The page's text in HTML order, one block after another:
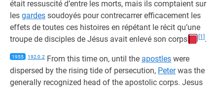
était ressuscité d’entre les morts, mais ils comptaient sur
les gardes soudoyés pour contrecarrer efficacement les
effets de toutes ces histoires en répétant le récit qu’une
troupe de disciples de Jésus avait enlevé son corps
[1] .
1955 192:0.2 From this time on, until the apostles were
dispersed by the rising tide of persecution, Peterwas the
generally recognized head of the apostolic corps. Jesus